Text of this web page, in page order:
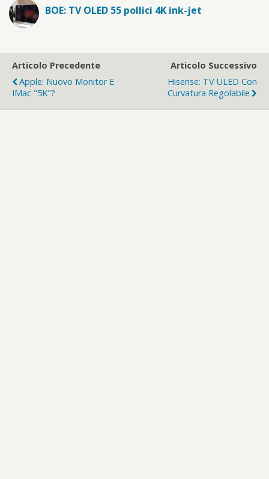
BOE: TV OLED 55 pollici 4K ink-jet
Articolo Precedente
Apple: Nuovo Monitor E
IMac "5K"?
Articolo Successivo
Hisense: TV ULED Con
Curvatura Regolabile